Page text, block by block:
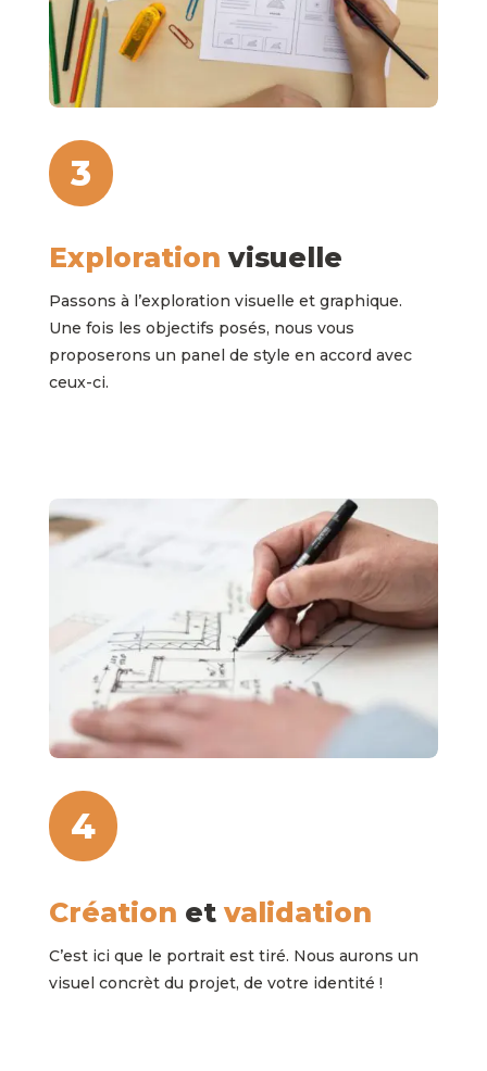
3
Exploration visuelle
Passons à l’exploration visuelle et graphique.
Une fois les objectifs posés, nous vous
proposerons un panel de style en accord avec
ceux-ci.
4
Création et validation
C’est ici que le portrait est tiré. Nous aurons un
visuel concrèt du projet, de votre identité !